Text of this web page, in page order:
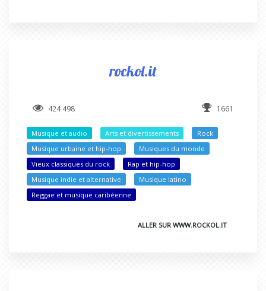
rockol.it
424 498 1661
Musique et audio Arts et divertissements
Rock
Musique urbaine et hip-hop
Musiques du monde
Vieux classiques du rock
Rap et hip-hop
Musique indie et alternative
Musique latino
Reggae et musique caribéenne
ALLER SUR WWW.ROCKOL.IT